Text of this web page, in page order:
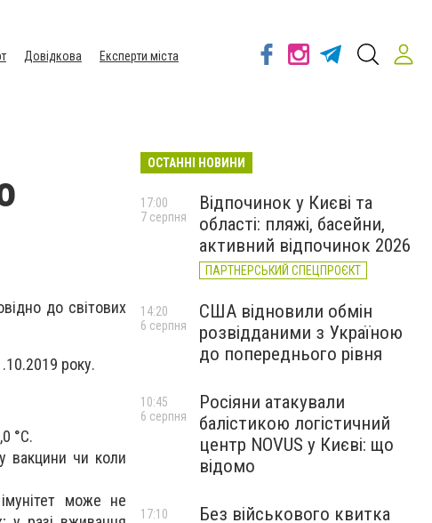
Довідкова
Експерти міста
до світових
року.
°С.
вакцини чи коли
може не
ОСТАННІ НОВИНИ
Відпочинок у Києві та
області: пляжі, басейни,
активний відпочинок 2026
ПАРТНЕРСЬКИЙ СПЕЦПРОЄКТ
17:00
7 серпня
США відновили обмін
розвідданими з Україною
до попереднього рівня
14:20
6 серпня
Росіяни атакували
балістикою логістичний
центр NOVUS у Києві: що
відомо
10:45
6 серпня
Без військового квитка
17:10